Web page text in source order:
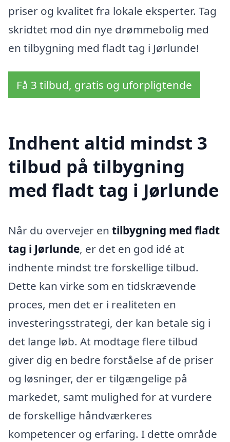
priser og kvalitet fra lokale eksperter. Tag
skridtet mod din nye drømmebolig med
en tilbygning med fladt tag i Jørlunde!
Få 3 tilbud, gratis og uforpligtende
Indhent altid mindst 3
tilbud på tilbygning
med fladt tag i Jørlunde
Når du overvejer en tilbygning med fladt
tag i Jørlunde, er det en god idé at
indhente mindst tre forskellige tilbud.
Dette kan virke som en tidskrævende
proces, men det er i realiteten en
investeringsstrategi, der kan betale sig i
det lange løb. At modtage flere tilbud
giver dig en bedre forståelse af de priser
og løsninger, der er tilgængelige på
markedet, samt mulighed for at vurdere
de forskellige håndværkeres
kompetencer og erfaring. I dette område